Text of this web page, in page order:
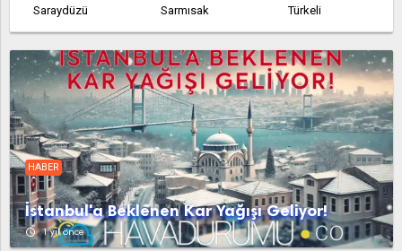
Saraydüzü Sarmısak Türkeli
Tutuzlupınar Yaykın Yazıköy
HABER
İstanbul'a Beklenen Kar Yağışı Geliyor!
access_time 1 yıl önce